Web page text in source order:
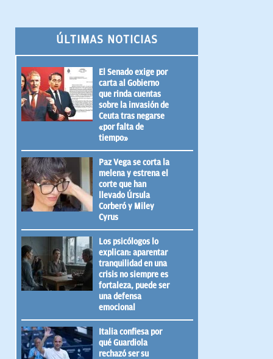
ÚLTIMAS NOTICIAS
El Senado exige por
carta al Gobierno
que rinda cuentas
sobre la invasión de
Ceuta tras negarse
«por falta de
tiempo»
Paz Vega se corta la
melena y estrena el
corte que han
llevado Úrsula
Corberó y Miley
Cyrus
Los psicólogos lo
explican: aparentar
tranquilidad en una
crisis no siempre es
fortaleza, puede ser
una defensa
emocional
Italia confiesa por
qué Guardiola
rechazó ser su